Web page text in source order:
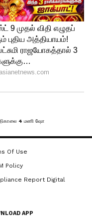
9
Of Use
Policy
Report Digital
APP